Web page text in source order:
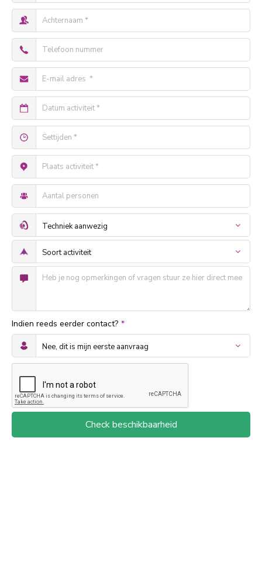
Indien reeds eerder contact? *
Check beschikbaarheid